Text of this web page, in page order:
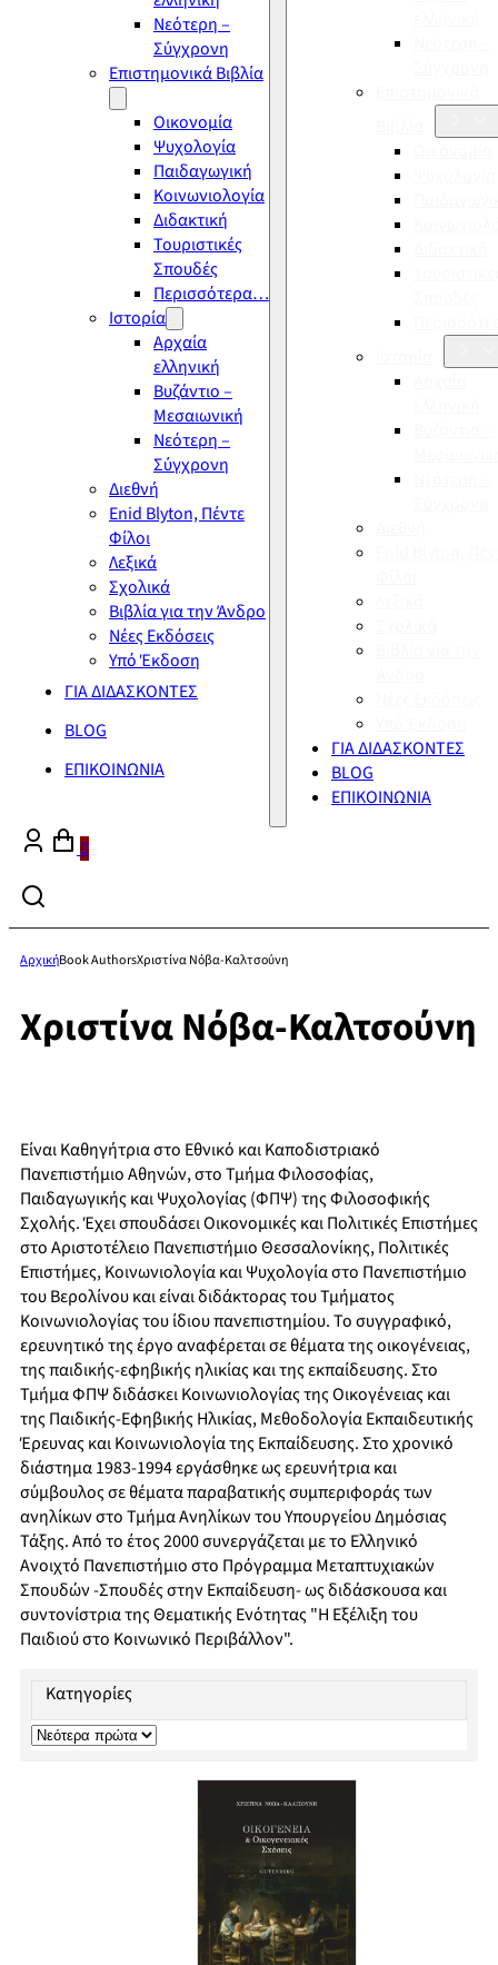
Νεότερη –
Σύγχρονη
Επιστημονικά Βιβλία
Οικονομία
Ψυχολογία
Παιδαγωγική
Κοινωνιολογία
Διδακτική
Τουριστικές
Σπουδές
Περισσότερα…
Ιστορία
Αρχαία
ελληνική
Βυζάντιο –
Μεσαιωνική
Νεότερη –
Σύγχρονη
Διεθνή
Enid Blyton, Πέντε
Φίλοι
Λεξικά
Σχολικά
Βιβλία για την Άνδρο
Νέες Εκδόσεις
Υπό Έκδοση
ΓΙΑ ΔΙΔΑΣΚΟΝΤΕΣ
BLOG
ΕΠΙΚΟΙΝΩΝΙΑ
ΓΙΑ ΔΙΔΑΣΚΟΝΤΕΣ
BLOG
ΕΠΙΚΟΙΝΩΝΙΑ
0
ΑρχικήBook AuthorsΧριστίνα Νόβα-Καλτσούνη
Χριστίνα Νόβα-Καλτσούνη
Είναι Καθηγήτρια στο Εθνικό και Καποδιστριακό
Πανεπιστήμιο Αθηνών, στο Τμήμα Φιλοσοφίας,
Παιδαγωγικής και Ψυχολογίας (ΦΠΨ) της Φιλοσοφικής
Σχολής. Έχει σπουδάσει Οικονομικές και Πολιτικές Επιστήμες
στο Αριστοτέλειο Πανεπιστήμιο Θεσσαλονίκης, Πολιτικές
Επιστήμες, Κοινωνιολογία και Ψυχολογία στο Πανεπιστήμιο
του Βερολίνου και είναι διδάκτορας του Τμήματος
Κοινωνιολογίας του ίδιου πανεπιστημίου. Το συγγραφικό,
ερευνητικό της έργο αναφέρεται σε θέματα της οικογένειας,
της παιδικής-εφηβικής ηλικίας και της εκπαίδευσης. Στο
Τμήμα ΦΠΨ διδάσκει Κοινωνιολογίας της Οικογένειας και
της Παιδικής-Εφηβικής Ηλικίας, Μεθοδολογία Εκπαιδευτικής
Έρευνας και Κοινωνιολογία της Εκπαίδευσης. Στο χρονικό
διάστημα 1983-1994 εργάσθηκε ως ερευνήτρια και
σύμβουλος σε θέματα παραβατικής συμπεριφοράς των
ανηλίκων στο Τμήμα Ανηλίκων του Υπουργείου Δημόσιας
Τάξης. Από το έτος 2000 συνεργάζεται με το Ελληνικό
Ανοιχτό Πανεπιστήμιο στο Πρόγραμμα Μεταπτυχιακών
Σπουδών -Σπουδές στην Εκπαίδευση- ως διδάσκουσα και
συντονίστρια της Θεματικής Ενότητας "Η Εξέλιξη του
Παιδιού στο Κοινωνικό Περιβάλλον".
Κατηγορίες